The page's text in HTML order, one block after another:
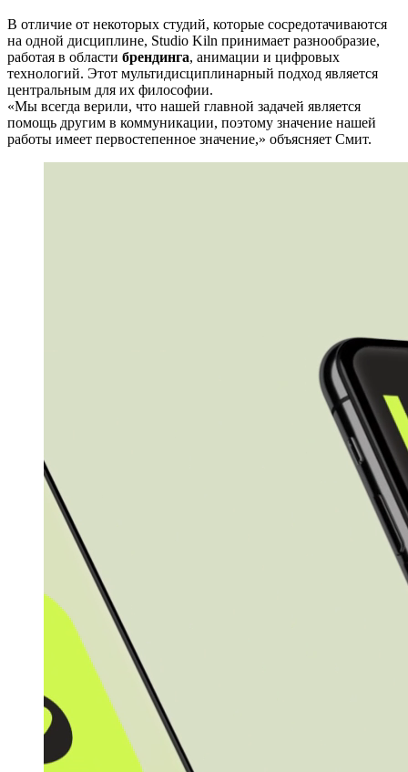
В отличие от некоторых студий, которые сосредотачиваются
на одной дисциплине, Studio Kiln принимает разнообразие,
работая в области брендинга, анимации и цифровых
технологий. Этот мультидисциплинарный подход является
центральным для их философии.
«Мы всегда верили, что нашей главной задачей является
помощь другим в коммуникации, поэтому значение нашей
работы имеет первостепенное значение,» объясняет Смит.